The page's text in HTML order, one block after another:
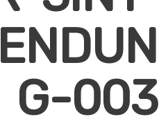
G-003